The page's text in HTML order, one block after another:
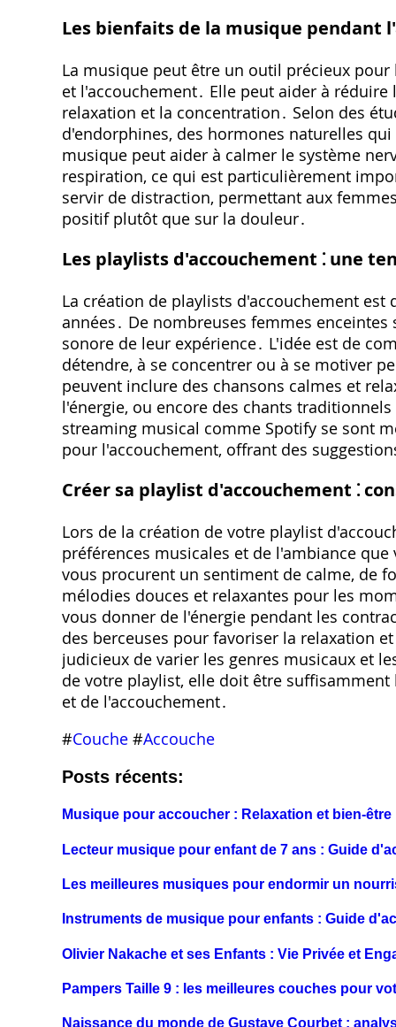
Les bienfaits de la musique pendant
La musique peut être un outil précieux
et l'accouchement․ Elle peut aider à
relaxation et la concentration․ Selon des
d'endorphines, des hormones naturelles
musique peut aider à calmer le système
respiration, ce qui est particulièrement
servir de distraction, permettant aux
positif plutôt que sur la douleur․
Les playlists d'accouchement ⁚ une
La création de playlists d'accouchement
années․ De nombreuses femmes
sonore de leur expérience․ L'idée est de
détendre, à se concentrer ou à se motiver
peuvent inclure des chansons calmes et
l'énergie, ou encore des chants
streaming musical comme Spotify se sont
pour l'accouchement, offrant des
Créer sa playlist d'accouchement ⁚
Lors de la création de votre playlist
préférences musicales et de l'ambiance
vous procurent un sentiment de calme, de
mélodies douces et relaxantes pour les
vous donner de l'énergie pendant les
des berceuses pour favoriser la relaxation
judicieux de varier les genres musicaux et
de votre playlist, elle doit être
et de l'accouchement․
#Couche #Accouche
Posts récents:
Musique pour accoucher : Relaxation et bien-être
Lecteur musique pour enfant de 7 ans : Guide
Les meilleures musiques pour endormir un
Instruments de musique pour enfants : Guide
Olivier Nakache et ses Enfants : Vie Privée et
Pampers Taille 9 : les meilleures couches pour
Naissance du monde de Gustave Courbet :